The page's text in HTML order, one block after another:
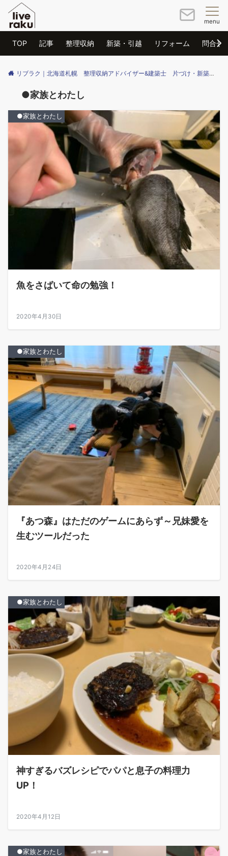
menu
TOP 記事 整理収納 新築・引越 リフォーム 問合せ
リブラク｜北海道札幌 整理収納アドバイザー&建築士 片づけ・新築・リフォームのご相談はリブラクまで
●家族とわたし
●家族とわたし
魚をさばいて命の勉強！
2020年4月30日
●家族とわたし
『あつ森』はただのゲームにあらず～兄妹愛を
生むツールだった
2020年4月24日
●家族とわたし
神すぎるバズレシピでパパと息子の料理力
UP！
2020年4月12日
●家族とわたし